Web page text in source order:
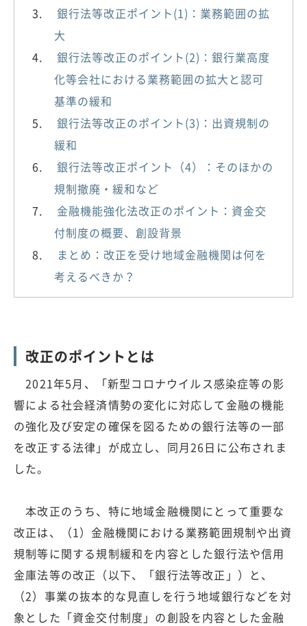
銀行法等改正ポイント(1)：業務範囲の拡
大
銀行法等改正のポイント(2)：銀行業高度
化等会社における業務範囲の拡大と認可
基準の緩和
銀行法等改正のポイント(3)：出資規制の
緩和
銀行法等改正ポイント（4）：そのほかの
規制撤廃・緩和など
金融機能強化法改正のポイント：資金交
付制度の概要、創設背景
まとめ：改正を受け地域金融機関は何を
考えるべきか？
改正のポイントとは
2021年5月、「新型コロナウイルス感染症等の影
響による社会経済情勢の変化に対応して金融の機能
の強化及び安定の確保を図るための銀行法等の一部
を改正する法律」が成立し、同月26日に公布されま
した。
本改正のうち、特に地域金融機関にとって重要な
改正は、（1）金融機関における業務範囲規制や出資
規制等に関する規制緩和を内容とした銀行法や信用
金庫法等の改正（以下、「銀行法等改正」）と、
（2）事業の抜本的な見直しを行う地域銀行などを対
象とした「資金交付制度」の創設を内容とした金融